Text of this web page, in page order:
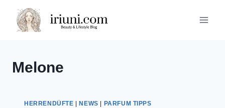
Inhalt
springen
Melone
HERRENDÜFTE NEWS PARFUM TIPPS